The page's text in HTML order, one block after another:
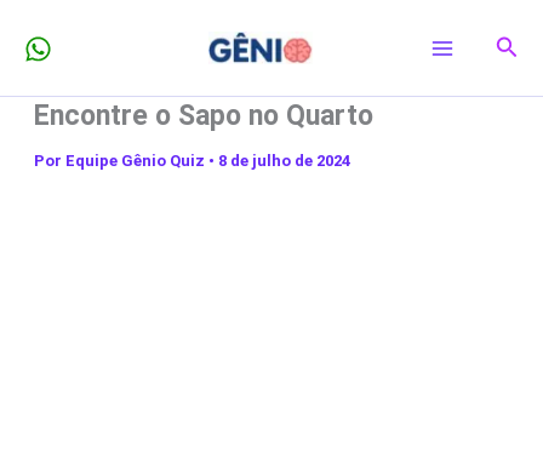
para
conteúdo
Encontre o Sapo no Quarto
Por Equipe Gênio Quiz • 8 de julho de 2024